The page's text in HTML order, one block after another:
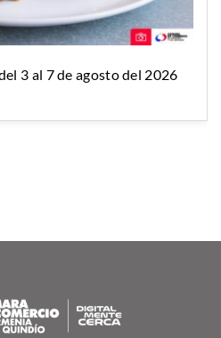
3 al 7 de agosto del 2026